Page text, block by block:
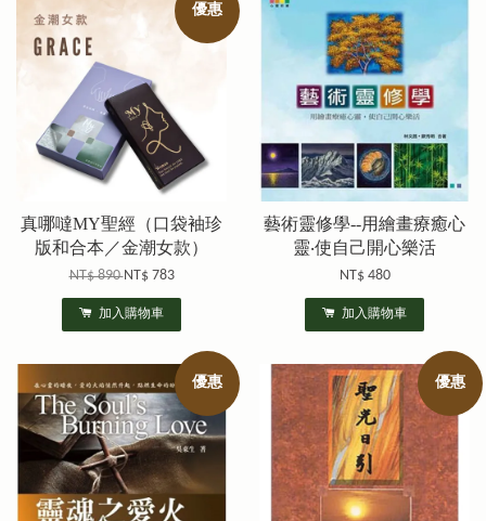
優惠
真哪噠MY聖經（口袋袖珍
版和合本／金潮女款）
NT$ 890NT$ 783
加入購物車
藝術靈修學--用繪畫療癒心
靈‧使自己開心樂活
NT$ 480
加入購物車
優惠 優惠